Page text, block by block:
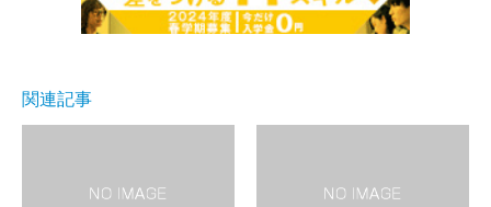
関連記事